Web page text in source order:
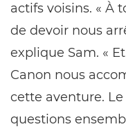
actifs voisins. « À
de devoir nous
explique Sam. «
Canon nous
cette aventure.
questions